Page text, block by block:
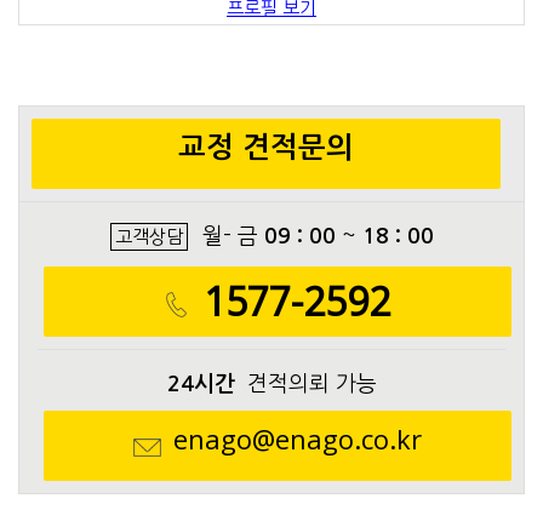
프로필 보기
교정 견적문의
고객상담 월- 금 09 : 00 ~ 18 : 00
1577-2592
24시간견적의뢰 가능
enago@enago.co.kr